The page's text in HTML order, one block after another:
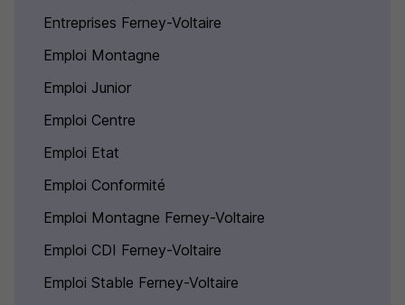
Entreprises Ferney-Voltaire
Emploi Montagne
Emploi Junior
Emploi Centre
Emploi Etat
Emploi Conformité
Emploi Montagne Ferney-Voltaire
Emploi CDI Ferney-Voltaire
Emploi Stable Ferney-Voltaire